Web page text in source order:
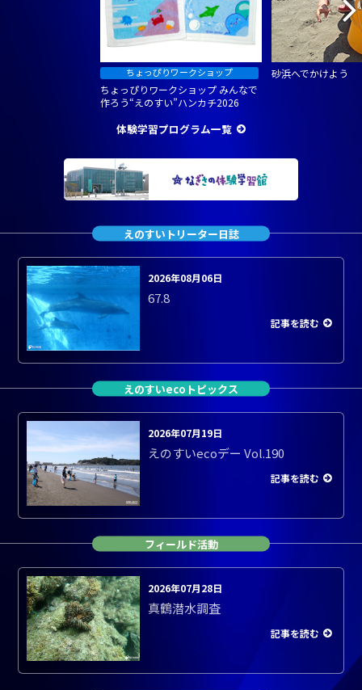
ちょっぴりワークショップ みんなで
作ろう“えのすい”ハンカチ2026
砂浜へでかけよう
体験学習プログラム一覧
えのすいトリーター日誌
2026年08月06日
67.8
記事を読む
えのすいecoトピックス
2026年07月19日
えのすいecoデー Vol.190
記事を読む
フィールド活動
2026年07月28日
真鶴潜水調査
記事を読む